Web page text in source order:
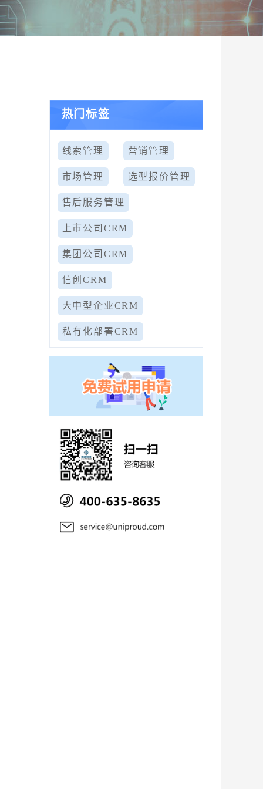
热门标签
线索管理 营销管理
市场管理 选型报价管理
售后服务管理
上市公司CRM
集团公司CRM
信创CRM
大中型企业CRM
私有化部署CRM